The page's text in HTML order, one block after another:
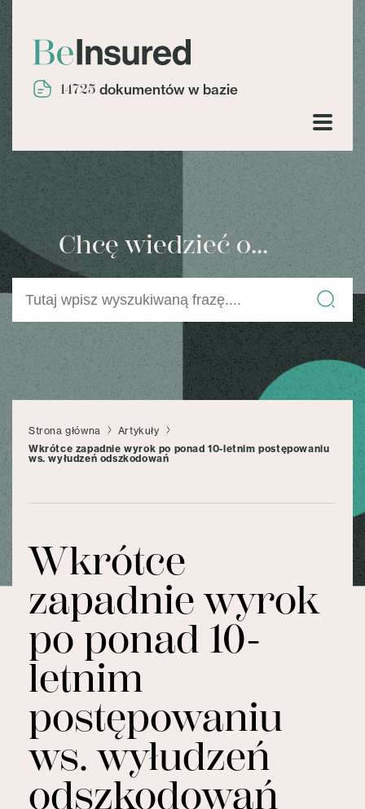
14725 dokumentów w bazie
Chcę wiedzieć o...
Strona główna
Artykuły
Wkrótce zapadnie wyrok po ponad 10-letnim postępowaniu
ws. wyłudzeń odszkodowań
Wkrótce
zapadnie wyrok
po ponad 10-
letnim
postępowaniu
ws. wyłudzeń
odszkodowań